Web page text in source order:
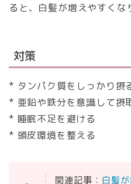
ると、白髪が増えやすくな
対策
* タンパク質をしっかり摂
* 亜鉛や鉄分を意識して摂
* 睡眠不足を避ける
* 頭皮環境を整える
関連記事： 白髪